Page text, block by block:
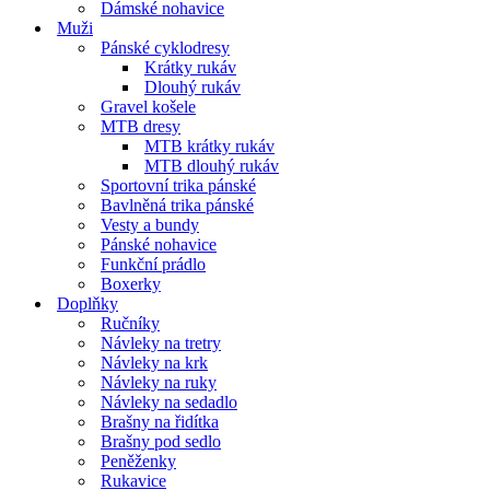
Dámské nohavice
Muži
Pánské cyklodresy
Krátky rukáv
Dlouhý rukáv
Gravel košele
MTB dresy
MTB krátky rukáv
MTB dlouhý rukáv
Sportovní trika pánské
Bavlněná trika pánské
Vesty a bundy
Pánské nohavice
Funkční prádlo
Boxerky
Doplňky
Ručníky
Návleky na tretry
Návleky na krk
Návleky na ruky
Návleky na sedadlo
Brašny na řidítka
Brašny pod sedlo
Peněženky
Rukavice